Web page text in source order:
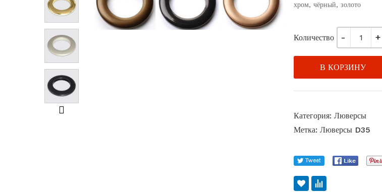
хром, чёрный, золото
Количество
В КОРЗИНУ
Категория: Люверсы
Метка: Люверсы D35